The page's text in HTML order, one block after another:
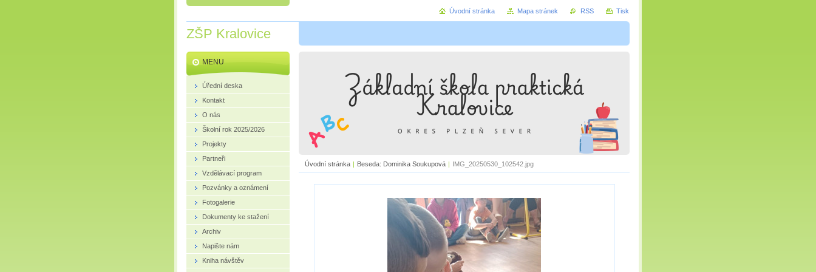
ZŠP Kralovice
Úvodní stránka | Beseda: Dominika Soukupová | IMG_20250530_102542.jpg
MENU
Úřední deska
Kontakt
O nás
Školní rok 2025/2026
Projekty
Partneři
Vzdělávací program
Pozvánky a oznámení
Fotogalerie
Dokumenty ke stažení
Archiv
Napište nám
Kniha návštěv
Úvodní stránka Mapa stránek RSS Tisk